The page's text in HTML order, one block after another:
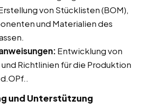
von Stücklisten (BOM),
und Materialien des
Entwicklung von
Richtlinien für die Produktion
und Unterstützung